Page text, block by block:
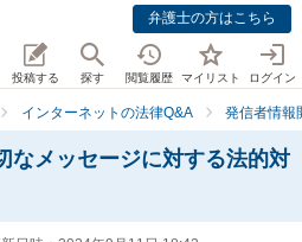
弁護士の方はこちら
投稿する 探す 閲覧履歴 マイリスト ログイン
インターネットの法律Q&A 発信者情報
なメッセージに対する法的対